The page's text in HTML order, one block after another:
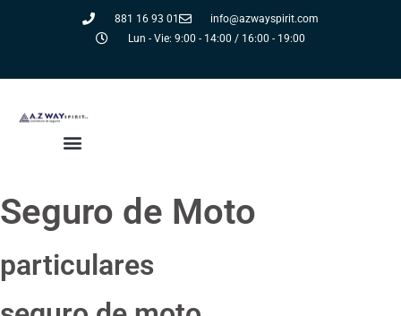
881 16 93 01
info@azwayspirit.com
Lun - Vie: 9:00 - 14:00 / 16:00 - 19:00
Seguro de Moto
particulares